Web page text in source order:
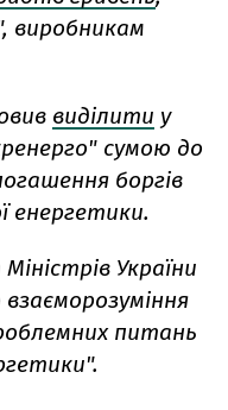
виробникам
виділити у
сумою до
боргів
енергетики.
України
питань